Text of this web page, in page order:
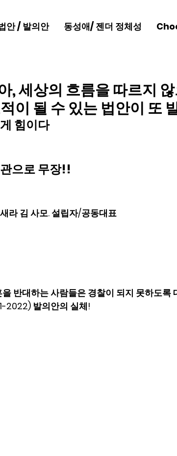
안 / 발의안 동성애/ 젠더 정체성
, 세상의 흐름을 따르지
이 될 수 있는 법안이 또
힘이다
으로 무장!!
라 김 사모. 설립자/공동대표
을 반대하는 사람들은 경찰이 되지 못하도
2022) 발의안의 실체!